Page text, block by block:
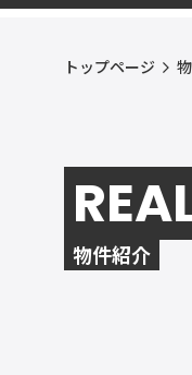
トップページ
物件紹介